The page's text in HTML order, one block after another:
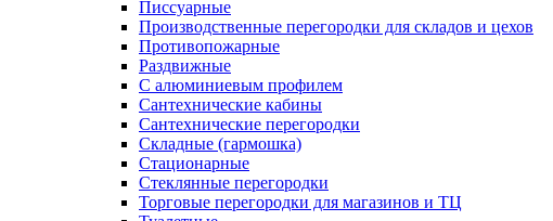
Писсуарные
Производственные перегородки для складов и цехов
Противопожарные
Раздвижные
С алюминиевым профилем
Сантехнические кабины
Сантехнические перегородки
Складные (гармошка)
Стационарные
Стеклянные перегородки
Торговые перегородки для магазинов и ТЦ